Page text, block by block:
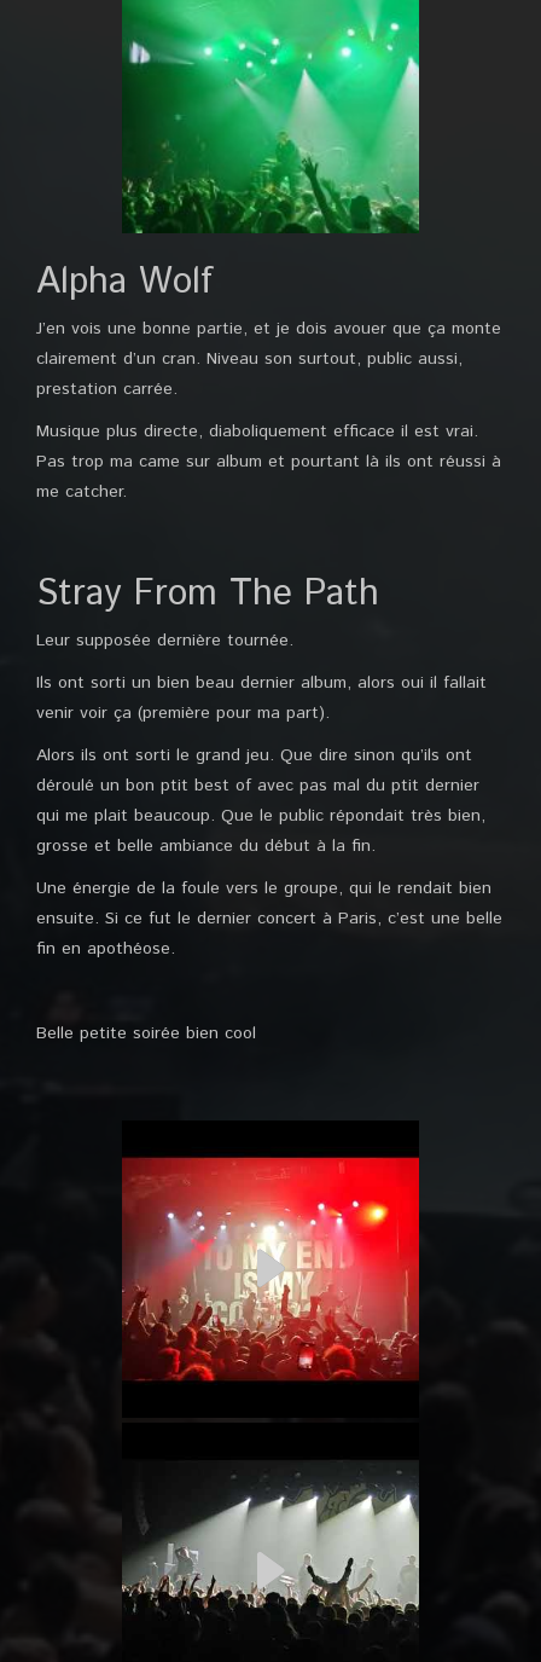
Alpha Wolf
J’en vois une bonne partie, et je dois avouer que ça monte
clairement d’un cran. Niveau son surtout, public aussi,
prestation carrée.
Musique plus directe, diaboliquement efficace il est vrai.
Pas trop ma came sur album et pourtant là ils ont réussi à
me catcher.
Stray From The Path
Leur supposée dernière tournée.
Ils ont sorti un bien beau dernier album, alors oui il fallait
venir voir ça (première pour ma part).
Alors ils ont sorti le grand jeu. Que dire sinon qu’ils ont
déroulé un bon ptit best of avec pas mal du ptit dernier
qui me plait beaucoup. Que le public répondait très bien,
grosse et belle ambiance du début à la fin.
Une énergie de la foule vers le groupe, qui le rendait bien
ensuite. Si ce fut le dernier concert à Paris, c’est une belle
fin en apothéose.
Belle petite soirée bien cool